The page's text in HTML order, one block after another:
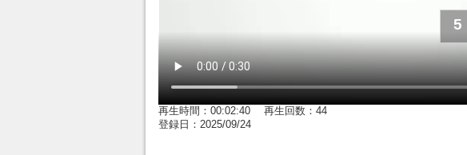
5
再生時間：00:02:40 再生回数：44
登録日：2025/09/24